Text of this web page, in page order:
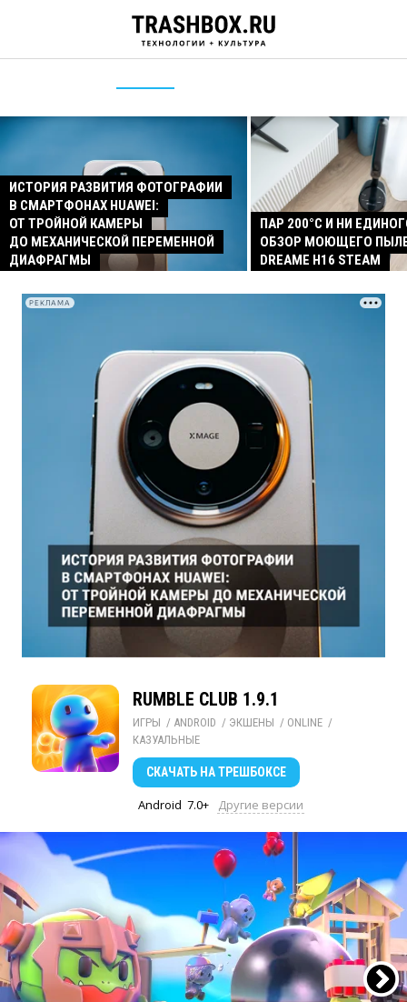
ИСТОРИЯ РАЗВИТИЯ ФОТОГРАФИИ
В СМАРТФОНАХ HUAWEI:
ОТ ТРОЙНОЙ КАМЕРЫ
ДО МЕХАНИЧЕСКОЙ ПЕРЕМЕННОЙ
ДИАФРАГМЫ
ПАР 200°C И НИ
ОБЗОР МОЮЩЕГО
DREAME H16 STEAM
РЕКЛАМА
RUMBLE CLUB 1.9.1
ИГРЫ / ANDROID / ЭКШЕНЫ / ONLINE /
КАЗУАЛЬНЫЕ
СКАЧАТЬ НА ТРЕШБОКСЕ
Android 7.0+ Другие версии